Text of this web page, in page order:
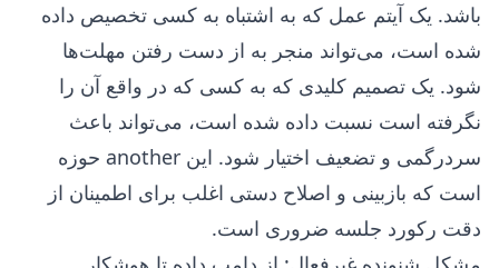
باشد. یک آیتم عمل که به اشتباه به کسی تخصیص داده
شده است، می‌تواند منجر به از دست رفتن مهلت‌ها
شود. یک تصمیم کلیدی که به کسی که در واقع آن را
نگرفته است نسبت داده شده است، می‌تواند باعث
سردرگمی و تضعیف اختیار شود. این another حوزه
است که بازبینی و اصلاح دستی اغلب برای اطمینان از
دقت رکورد جلسه ضروری است.